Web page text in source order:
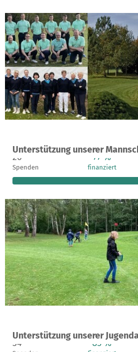
Unterstützung unserer
Ein Projekt in Walsrode, Deutschland
26
Spenden
77 %
finanziert
Unterstützung unserer
Ein Projekt in Walsrode, Deutschland
34 85 %